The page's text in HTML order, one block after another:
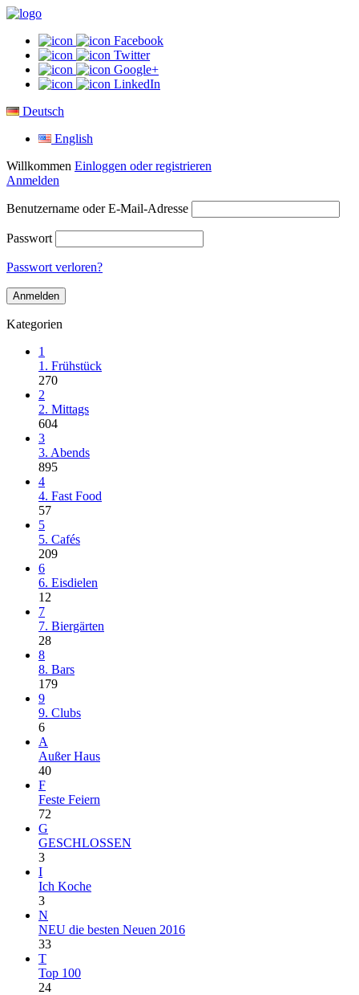
Facebook
Twitter
Google+
LinkedIn
Deutsch
English
Willkommen Einloggen oder registrieren
Anmelden
Benutzername oder E-Mail-Adresse
Passwort
Passwort verloren?
Kategorien
1
1. Frühstück
270
2
2. Mittags
604
3
3. Abends
895
4
4. Fast Food
57
5
5. Cafés
209
6
6. Eisdielen
12
7
7. Biergärten
28
8
8. Bars
179
9
9. Clubs
6
A
Außer Haus
40
F
Feste Feiern
72
G
GESCHLOSSEN
3
I
Ich Koche
3
N
NEU die besten Neuen 2016
33
T
Top 100
24